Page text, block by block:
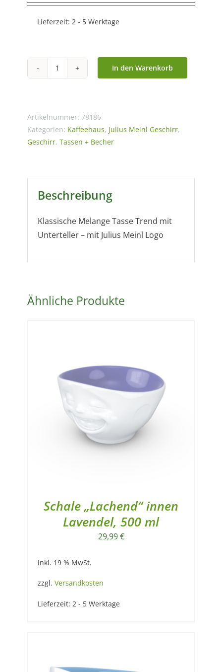
Lieferzeit: 2 - 5 Werktage
Julius
Melange
Tasse
Trend
In den Warenkorb
Artikelnummer: 78186
Kategorien: Kaffeehaus, Julius Meinl Geschirr,
Geschirr, Tassen + Becher
Beschreibung
Klassische Melange Tasse Trend mit
Unterteller – mit Julius Meinl Logo
Ähnliche Produkte
Schale „Lachend“ innen
Lavendel, 500 ml
29,99€
inkl. 19 % MwSt.
zzgl. Versandkosten
Lieferzeit: 2 - 5 Werktage